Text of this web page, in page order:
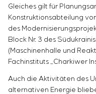
standardmäßiger
Struktur mit
Einstellparametern
Energieaudit
Gleiches gilt für
Konstruktionsabteilung
des
Block Nr. 3 des
(Maschinenhalle und
Fachinstituts „Charkiwer
Auch die Aktivitäten des
alternativen Energie